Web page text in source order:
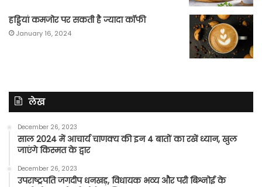
हड्डियां कमजोर पर सकती है ज्यादा कॉफी
January 16, 2024
लेख
December 26, 2023
साल 2024 में आचार्य चाणक्य की इन 4 बातों का रखें ध्यान, खुल
जाएंगे किस्मत के द्वार
December 26, 2023
उपराष्ट्रपति जगदीप धनखड़, विधायक भव्य और परी बिश्नोई के